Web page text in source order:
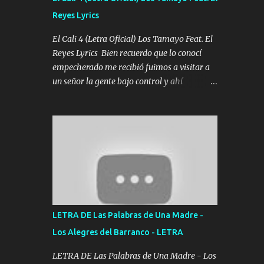
agarrar el vuelo y la mente y tranquilizando
Tomense un buen trago Y así es como
empezamos los versos que voy cantando
(Music) A vido alta y bajas La carreta se
atora Pero nunca le aflojamos Ya me han
pasado cosas Y aunque ustedes no sepan
es...
Reyes Lyrics
El Cali 4 (Letra Oficial) Los Tamayo Feat. El
Reyes Lyrics Bien recuerdo que lo conocí
empecherado me recibió fuimos a visitar a
un señor la gente bajo control y ahí
reglas no secuestr0 no r0bar De La C giró la
orden nos comanda el doble P bien firmes
con Alto PRIETO y la camisa es color Verde y
peleam0s la Bandera por todita a la ciudad
con los drones patrullando la Frontera De
blancas ya hace falta mi APA FLACO verde
se le extraña pa que sepan Aquí Pura GENTE
LETRA DE Las Palabras de Una Madre -
Los Alegres del Barranco - LETRA
LETRA DE Las Palabras de Una Madre - Los